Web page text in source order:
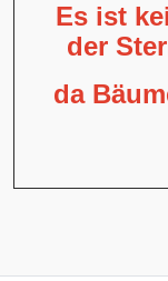
Es ist
der
da